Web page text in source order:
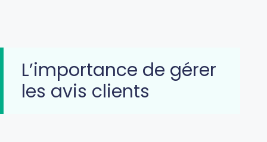
L’importance de gérer
les avis clients